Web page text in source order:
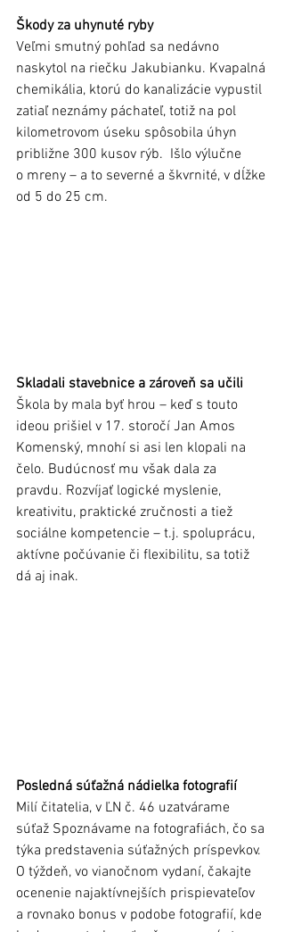
Škody za uhynuté ryby
Veľmi smutný pohľad sa nedávno
naskytol na riečku Jakubianku. Kvapalná
chemikália, ktorú do kanalizácie vypustil
zatiaľ neznámy páchateľ, totiž na pol
kilometrovom úseku spôsobila úhyn
približne 300 kusov rýb.  Išlo výlučne
o mreny – a to severné a škvrnité, v dĺžke
od 5 do 25 cm.
Skladali stavebnice a zároveň sa učili
Škola by mala byť hrou – keď s touto
ideou prišiel v 17. storočí Jan Amos
Komenský, mnohí si asi len klopali na
čelo. Budúcnosť mu však dala za
pravdu. Rozvíjať logické myslenie,
kreativitu, praktické zručnosti a tiež
sociálne kompetencie – t.j. spoluprácu,
aktívne počúvanie či flexibilitu, sa totiž
dá aj inak.
Posledná súťažná nádielka fotografií
Milí čitatelia, v ĽN č. 46 uzatvárame
súťaž Spoznávame na fotografiách, čo sa
týka predstavenia súťažných príspevkov.
O týždeň, vo vianočnom vydaní, čakajte
ocenenie najaktívnejších prispievateľov
a rovnako bonus v podobe fotografií, kde